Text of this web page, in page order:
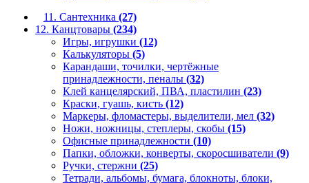
11. Сантехника (27)
12. Канцтовары (234)
Игры, игрушки (12)
Калькуляторы (5)
Карандаши, точилки, чертёжные
принадлежности, пеналы (32)
Клей канцелярский, ПВА, пластилин (23)
Краски, гуашь, кисть (12)
Маркеры, фломастеры, выделители, мел (32)
Ножи, ножницы, степлеры, скобы (15)
Офисные принадлежности (10)
Папки, обложки, конверты, скоросшиватели (9)
Ручки, стержни (25)
Тетради, альбомы, бумага, блокноты, блоки,